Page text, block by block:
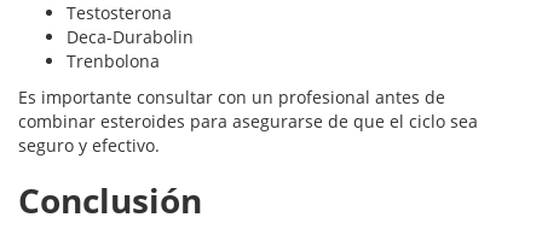
Testosterona
Deca-Durabolin
Trenbolona
Es importante consultar con un profesional antes de
combinar esteroides para asegurarse de que el ciclo sea
seguro y efectivo.
Conclusión